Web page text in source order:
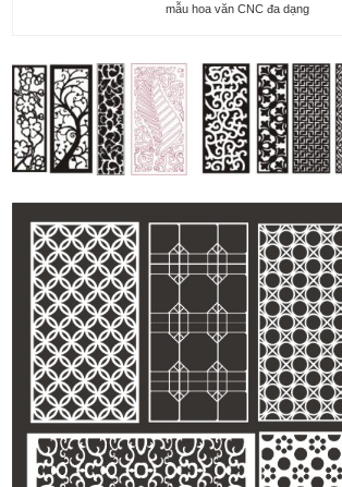
mẫu hoa văn CNC đa dạng